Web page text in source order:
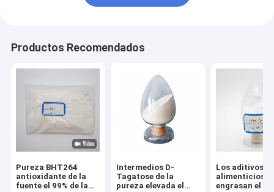
Productos Recomendados
Pureza BHT264
antioxidante de la
fuente el 99% de la
Intermedios D-
Tagatose de la
pureza elevada el
Los aditivos
alimenticios
engrasan el